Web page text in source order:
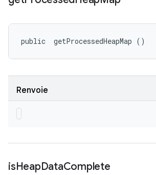
public getProcessedHeapMap ()
Renvoie
isHeapDataComplete